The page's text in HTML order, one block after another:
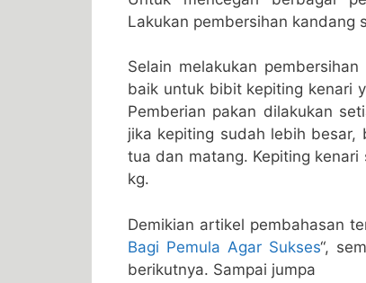
Lakukan pembersihan kandang
Selain melakukan
baik untuk bibit kepiting kenari
Pemberian pakan dilakukan
jika kepiting sudah lebih
tua dan matang. Kepiting
kg.
Demikian artikel pembahasan
Bagi Pemula Agar Sukses“,
berikutnya. Sampai jumpa